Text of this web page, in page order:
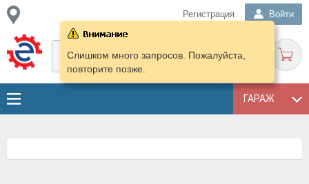
Регистрация Войти
ГАРАЖ
Слишком много запросов. Пожалуйста,
повторите позже.